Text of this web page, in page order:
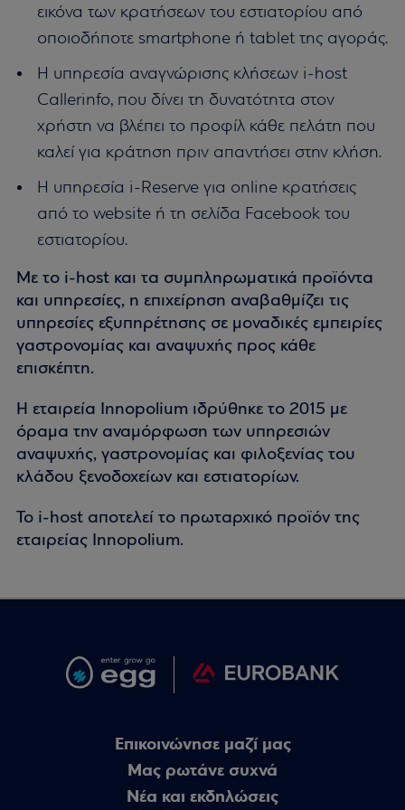
εικόνα των κρατήσεων του εστιατορίου από
οποιοδήποτε smartphone ή tablet της αγοράς.
Η υπηρεσία αναγνώρισης κλήσεων i-host
Callerinfo, που δίνει τη δυνατότητα στον
χρήστη να βλέπει το προφίλ κάθε πελάτη που
καλεί για κράτηση πριν απαντήσει στην κλήση.
Η υπηρεσία i-Reserve για online κρατήσεις
από το website ή τη σελίδα Facebook του
εστιατορίου.
Με το i-host και τα συμπληρωματικά προϊόντα
και υπηρεσίες, η επιχείρηση αναβαθμίζει τις
υπηρεσίες εξυπηρέτησης σε μοναδικές εμπειρίες
γαστρονομίας και αναψυχής προς κάθε
επισκέπτη.
Η εταιρεία Innopolium ιδρύθηκε το 2015 με
όραμα την αναμόρφωση των υπηρεσιών
αναψυχής, γαστρονομίας και φιλοξενίας του
κλάδου ξενοδοχείων και εστιατορίων.
Το i-host αποτελεί το πρωταρχικό προϊόν της
εταιρείας Innopolium.
Επικοινώνησε μαζί μας
Μας ρωτάνε συχνά
Nέα και εκδηλώσεις